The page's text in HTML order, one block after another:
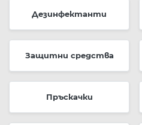
Дезинфектанти
Защитни средства
Пръскачки